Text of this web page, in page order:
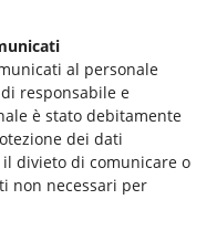
al personale
responsabile e
è stato debitamente
dei dati
divieto di comunicare o
non necessari per